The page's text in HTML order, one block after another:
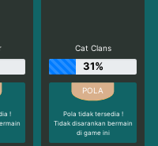
!
Cat Clans
31%
Pola tidak tersedia !
Tidak disarankan bermain
di game ini